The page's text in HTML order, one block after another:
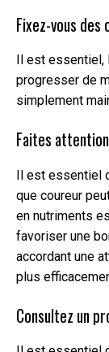
Fixez-vous
Il est
progresser de
simplement
Faites
Il est essentiel
que coureur
en nutriments
favoriser une
accordant une
plus
Consultez un